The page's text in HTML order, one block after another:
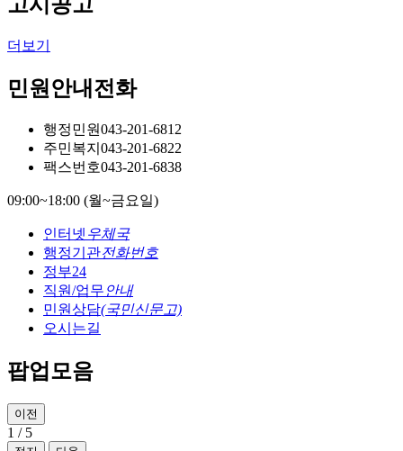
고시공고
더보기
민원안내전화
행정민원043-201-6812
주민복지 043-201-6822
팩스번호043-201-6838
09:00~18:00 (월~금요일)
인터넷 우체국
행정기관전화번호
정부24
직원/업무 안내
민원상담(국민신문고)
오시는길
팝업모음
이전
1 / 5